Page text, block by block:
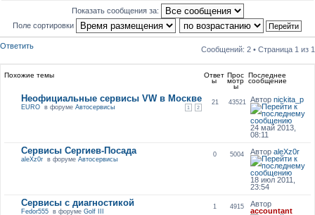
Показать сообщения за:
Поле сортировки
Ответить Сообщений: 2 • Страница 1 из 1
Похожие темы Ответ
ы
Прос
мотр
ы
Последнее
сообщение
Неофициальные сервисы VW в Москве
1 2
EUROв форуме Автосервисы
21 43521 Авторnickita_p
24 май 2013,
08:11
Сервисы Сергиев-Посада
aleXz0rв форуме Автосервисы
0 5004 АвторaleXz0r
18 июл 2011,
23:54
Сервисы с диагностикой
Fedor555в форуме Golf III
1 4915
Автор
accountant